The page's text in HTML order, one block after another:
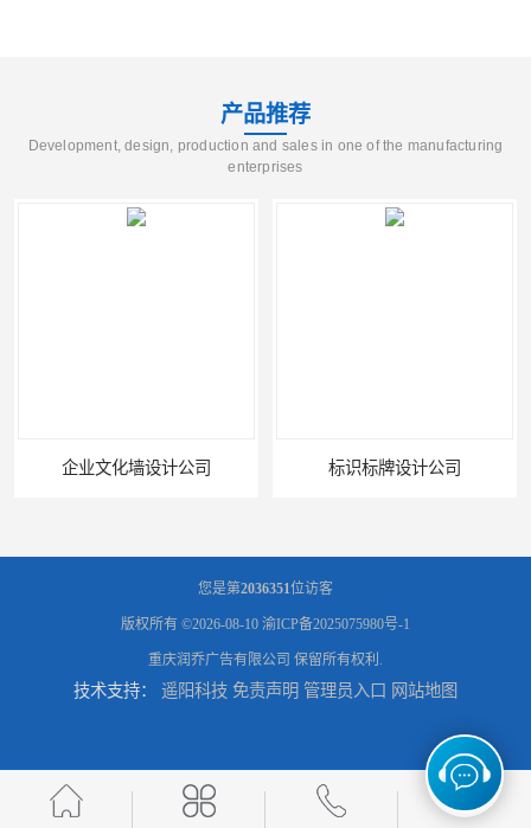
产品推荐
Development, design, production and sales in one of the manufacturing
enterprises
企业文化墙设计公司 标识标牌设计公司
展架海报设计 灯箱设计公司
您是第2036351位访客
版权所有 ©2026-08-10 渝ICP备2025075980号-1
重庆润乔广告有限公司 保留所有权利.
技术支持： 遥阳科技 免责声明 管理员入口 网站地图